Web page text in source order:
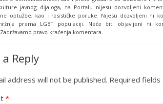
javnog dijaloga, na Portalu nijesu dozvoljeni
optužbe, kao i rasističke poruke. Nijesu dozvoljeni ni
prema LGBT populaciji. Neće biti objavljeni ni
pravo kraćenja komentara.
a Reply
address will not be published. Required fields
*